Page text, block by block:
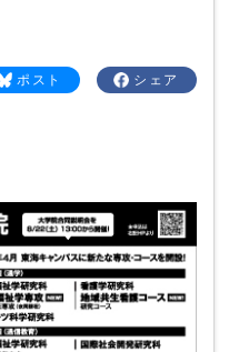
シェア
ポスト